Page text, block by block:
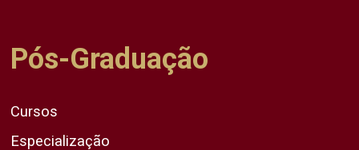
Pós-Graduação
Cursos
Especialização